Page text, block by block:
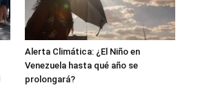
Alerta Climática: ¿El Niño en
Venezuela hasta qué año se
prolongará?